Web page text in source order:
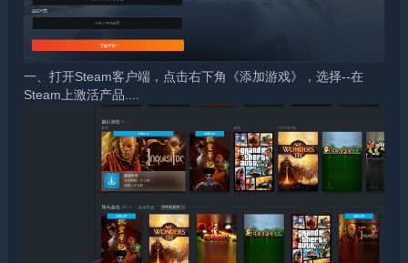
一、打开Steam客户端，点击右下角《添加游戏》，选择--在
Steam上激活产品....